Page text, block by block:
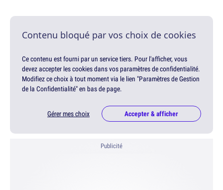
Contenu bloqué par vos choix de cookies
Ce contenu est fourni par un service tiers. Pour l'afficher, vous
devez accepter les cookies dans vos paramètres de confidentialité.
Modifiez ce choix à tout moment via le lien "Paramètres de Gestion
de la Confidentialité" en bas de page.
Gérer mes choix Accepter & afficher
Publicité